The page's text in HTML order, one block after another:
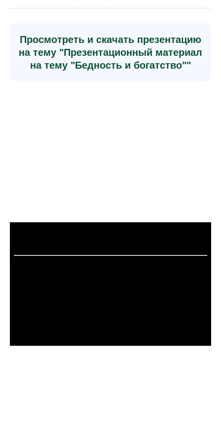
Просмотреть и скачать презентацию
на тему "Презентационный материал
на тему "Бедность и богатство""